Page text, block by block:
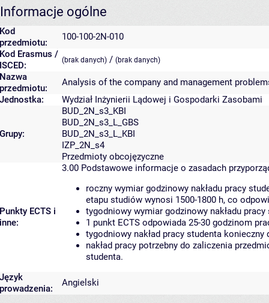
Informacje ogólne
Kod
przedmiotu:
100-100-2N-010
Kod Erasmus /
ISCED:
(brak danych) / (brak danych)
Nazwa
przedmiotu:
Analysis of the company and management
Jednostka:
Wydział Inżynierii Lądowej i Gospodarki Zasobami
Grupy:
BUD_2N_s3_KBI
BUD_2N_s3_L_GBS
BUD_2N_s3_L_KBI
IZP_2N_s4
Przedmioty obcojęzyczne
Punkty ECTS i
inne:
3.00 Podstawowe informacje o zasadach
roczny wymiar godzinowy nakładu pracy
etapu studiów wynosi 1500-1800 h, co
tygodniowy wymiar godzinowy nakładu
1 punkt ECTS odpowiada 25-30 godzinom
tygodniowy nakład pracy studenta
nakład pracy potrzebny do zaliczenia
studenta.
Język
prowadzenia:
Angielski